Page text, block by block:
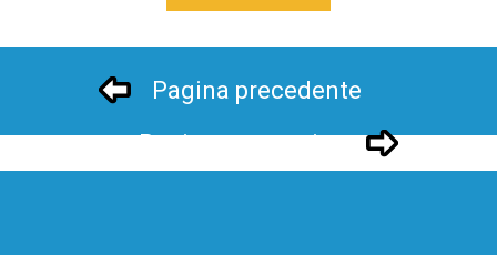
Pagina precedente
Pagina successivo